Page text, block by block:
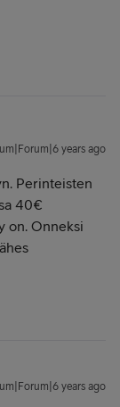
years ago
Perinteisten
40€
on. Onneksi
years ago